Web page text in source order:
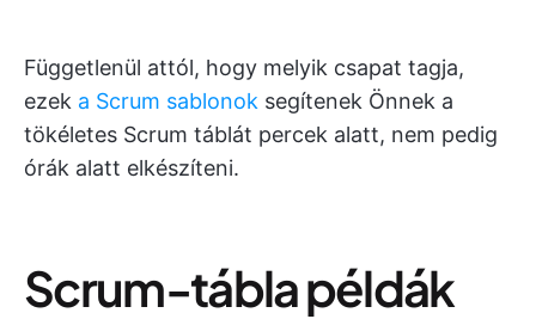
Függetlenül attól, hogy melyik csapat tagja,
ezek a Scrum sablonok segítenek Önnek a
tökéletes Scrum táblát percek alatt, nem pedig
órák alatt elkészíteni.
Scrum-tábla példák